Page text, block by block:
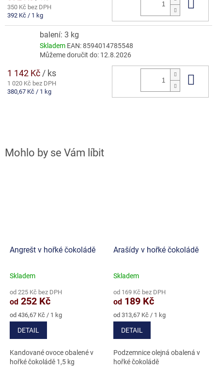
350 Kč bez DPH
Měrná
392 Kč / 1 kg
balení: 3 kg
Skladem EAN:8594014785548
Můžeme doručit do: 12.8.2026
1 142 Kč / ks
1 020 Kč bez DPH
Měrná
380,67 Kč / 1 kg
Angrešt v hořké čokoládě
Průměrné
produktu
je
5,0
z
hvězdiček.
Skladem
od 225 Kč bez DPH
od 252 Kč
Měrná
cena:
od 436,67 Kč / 1 kg
DETAIL
Kandované ovoce obalené v
hořké čokoládě 1,5 kg
Arašídy v hořké čokoládě
Průměrné
produktu
je
5,0
z
hvězdiček.
Skladem
od 169 Kč bez DPH
od 189 Kč
Měrná
cena:
od 313,67 Kč / 1 kg
DETAIL
Podzemnice olejná obalená v
hořké čokoládě